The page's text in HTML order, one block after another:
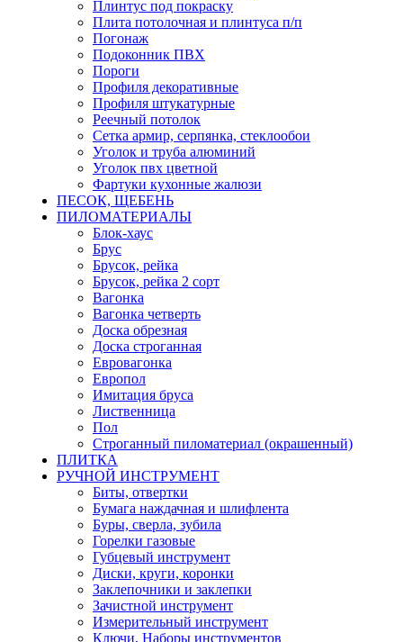
Плинтус под покраску
Плита потолочная и плинтуса п/п
Погонаж
Подоконник ПВХ
Пороги
Профиля декоративные
Профиля штукатурные
Реечный потолок
Сетка армир, серпянка, стеклообои
Уголок и труба алюминий
Уголок пвх цветной
Фартуки кухонные жалюзи
ПЕСОК, ЩЕБЕНЬ
ПИЛОМАТЕРИАЛЫ
Блок-хаус
Брус
Брусок, рейка
Брусок, рейка 2 сорт
Вагонка
Вагонка четверть
Доска обрезная
Доска строганная
Евровагонка
Европол
Имитация бруса
Лиственница
Пол
Строганный пиломатериал (окрашенный)
ПЛИТКА
РУЧНОЙ ИНСТРУМЕНТ
Биты, отвертки
Бумага наждачная и шлифлента
Буры, сверла, зубила
Горелки газовые
Губцевый инструмент
Диски, круги, коронки
Заклепочники и заклепки
Зачистной инструмент
Измерительный инструмент
Ключи, Наборы инструментов